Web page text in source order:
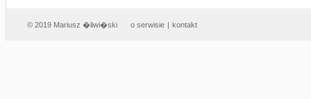
© 2019 Mariusz �liwi�ski o serwisie | kontakt